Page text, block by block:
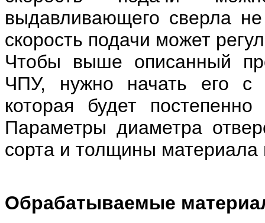
выдавливающего сверла
скорость подачи может
Чтобы выше описанный
ЧПУ, нужно начать его с
которая будет
Параметры диаметра
сорта и толщины материала
Обрабатываемые